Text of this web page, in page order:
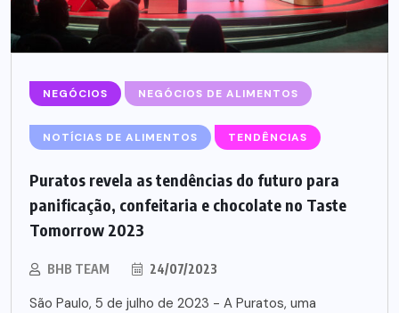
NEGÓCIOS NEGÓCIOS DE ALIMENTOS
NOTÍCIAS DE ALIMENTOS TENDÊNCIAS
Puratos revela as tendências do futuro para
panificação, confeitaria e chocolate no Taste
Tomorrow 2023
BHB TEAM 24/07/2023
São Paulo, 5 de julho de 2023 - A Puratos, uma